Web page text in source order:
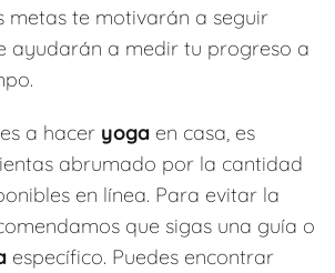
metas te motivarán a seguir
ayudarán a medir tu progreso a
a hacer yoga en casa, es
abrumado por la cantidad
en línea. Para evitar la
que sigas una guía o
específico. Puedes encontrar